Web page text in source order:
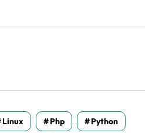
Linux Php Python